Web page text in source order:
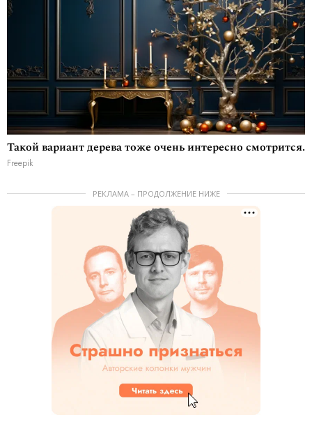
Такой вариант дерева тоже очень интересно смотрится.
Freepik
РЕКЛАМА – ПРОДОЛЖЕНИЕ НИЖЕ